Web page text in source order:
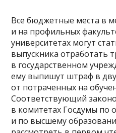
Все бюджетные места в
и на профильных
университетах могут
выпускника отработать
в государственном
ему выпишут штраф в
от потраченных на
Соответствующий
в комитетах Госдумы по
и по высшему